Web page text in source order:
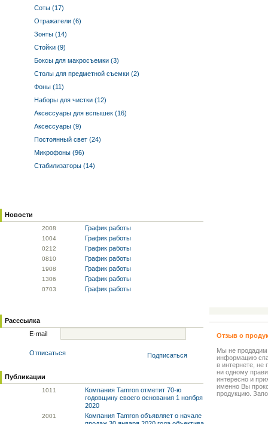
Соты (17)
Отражатели (6)
Зонты (14)
Стойки (9)
Боксы для макросъемки (3)
Столы для предметной съемки (2)
Фоны (11)
Наборы для чистки (12)
Аксессуары для вспышек (16)
Аксессуары (9)
Постоянный свет (24)
Микрофоны (96)
Стабилизаторы (14)
Новости
2008 График работы
1004 График работы
0212 График работы
0810 График работы
1908 График работы
1306 График работы
0703 График работы
Расссылка
E-mail
Отписаться Подписаться
Публикации
1011
Компания Tamron отметит 70-ю
годовщину своего основания 1 ноября
2020
2001
Компания Tamron объявляет о начале
Отзыв о
Мы не
информацию
в интернете, не
ни одному
интересно и
именно Вы
продукцию.